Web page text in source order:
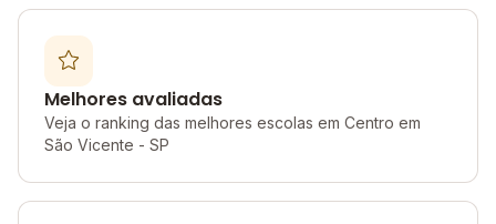
Melhores avaliadas
Veja o ranking das melhores escolas em Centro em
São Vicente - SP